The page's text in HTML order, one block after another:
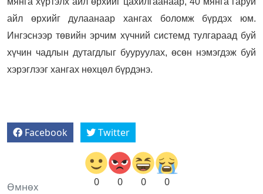
айл өрхийг дулаанаар хангах боломж бүрдэх юм.
Ингэснээр төвийн эрчим хүчний системд тулгараад буй
хүчин чадлын дутагдлыг бууруулах, өсөн нэмэгдэж буй
хэрэглээг хангах нөхцөл бүрдэнэ.
Facebook Twitter
0 0 0 0
Өмнөх